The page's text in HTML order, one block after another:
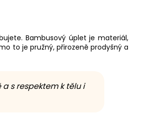
Bambusový úplet je materiál,
to je pružný, přirozeně prodyšný a
s respektem k tělu i